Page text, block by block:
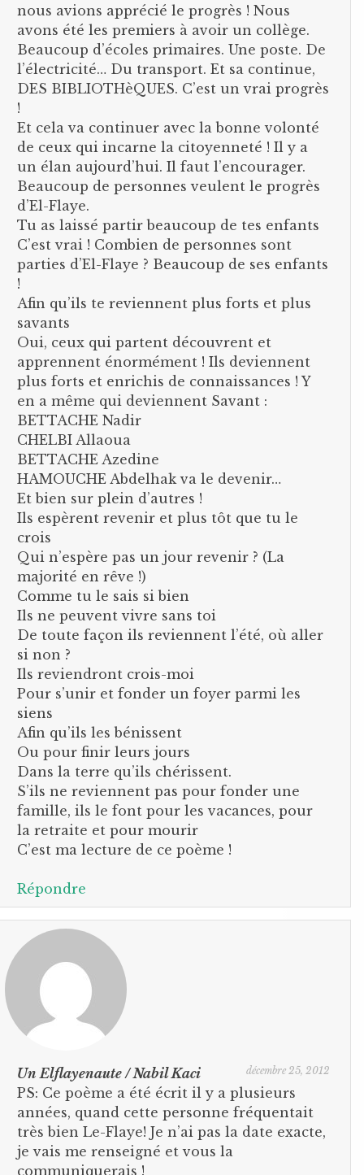
nous avions apprécié le progrès ! Nous
avons été les premiers à avoir un collège.
Beaucoup d’écoles primaires. Une poste. De
l’électricité… Du transport. Et sa continue,
DES BIBLIOTHèQUES. C’est un vrai progrès
!
Et cela va continuer avec la bonne volonté
de ceux qui incarne la citoyenneté ! Il y a
un élan aujourd’hui. Il faut l’encourager.
Beaucoup de personnes veulent le progrès
d’El-Flaye.
Tu as laissé partir beaucoup de tes enfants
C’est vrai ! Combien de personnes sont
parties d’El-Flaye ? Beaucoup de ses enfants
!
Afin qu’ils te reviennent plus forts et plus
savants
Oui, ceux qui partent découvrent et
apprennent énormément ! Ils deviennent
plus forts et enrichis de connaissances ! Y
en a même qui deviennent Savant :
BETTACHE Nadir
CHELBI Allaoua
BETTACHE Azedine
HAMOUCHE Abdelhak va le devenir…
Et bien sur plein d’autres !
Ils espèrent revenir et plus tôt que tu le
crois
Qui n’espère pas un jour revenir ? (La
majorité en rêve !)
Comme tu le sais si bien
Ils ne peuvent vivre sans toi
De toute façon ils reviennent l’été, où aller
si non ?
Ils reviendront crois-moi
Pour s’unir et fonder un foyer parmi les
siens
Afin qu’ils les bénissent
Ou pour finir leurs jours
Dans la terre qu’ils chérissent.
S’ils ne reviennent pas pour fonder une
famille, ils le font pour les vacances, pour
la retraite et pour mourir
C’est ma lecture de ce poème !
Répondre
Un Elflayenaute / Nabil Kaci décembre 25, 2012
PS: Ce poème a été écrit il y a plusieurs
années, quand cette personne fréquentait
très bien Le-Flaye! Je n’ai pas la date exacte,
je vais me renseigné et vous la
communiquerais !